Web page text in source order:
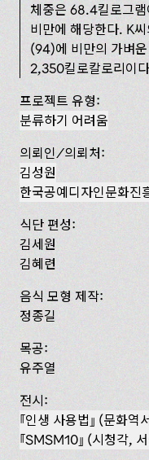
체중은 68.4킬로그
비만에 해당한다. K‌
(94)에 비만의 가벼
2,350킬로칼로리이
프로젝트 유형:
분류하기 어려움
의뢰인/의뢰처:
김성원
한국공예디자인문화진
식단 편성:
김세원
김혜련
음식 모형 제작:
정종길
목공:
유주열
전시:
인생 사용법
(문화역
SMSM10 (시청각,